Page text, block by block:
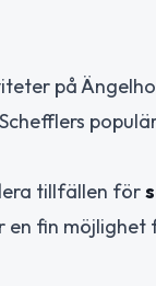
på
tillfällen för
en fin